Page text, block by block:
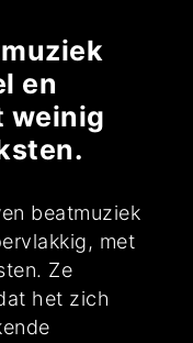
en
weinig
beatmuziek
met
Ze
het zich